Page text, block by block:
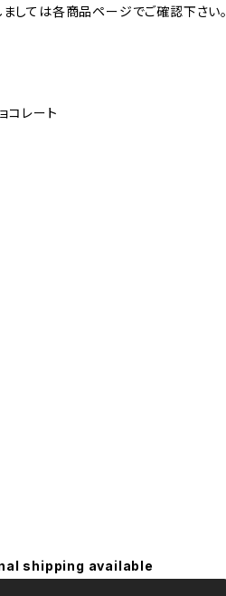
しては各商品ページでご確認下さい。
コレート
shipping available